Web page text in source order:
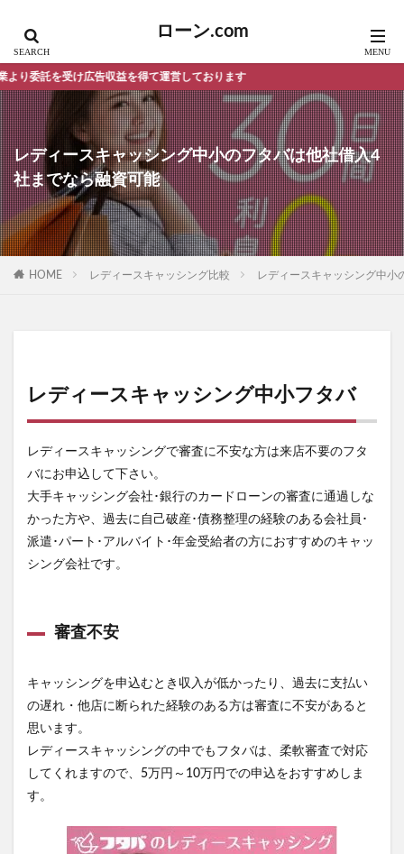
ローン.com
を得て運営しております
レディースキャッシング中小のフタバは他社借入4
社までなら融資可能
HOME レディースキャッシング比較 レディースキャッシング中小
レディースキャッシング中小フタバ
レディースキャッシングで審査に不安な方は来店不要のフタ
バにお申込して下さい。
大手キャッシング会社･銀行のカードローンの審査に通過しな
かった方や、過去に自己破産･債務整理の経験のある会社員･
派遣･パート･アルバイト･年金受給者の方におすすめのキャッ
シング会社です。
審査不安
キャッシングを申込むとき収入が低かったり、過去に支払い
の遅れ・他店に断られた経験のある方は審査に不安があると
思います。
レディースキャッシングの中でもフタバは、柔軟審査で対応
してくれますので、5万円～10万円での申込をおすすめしま
す。